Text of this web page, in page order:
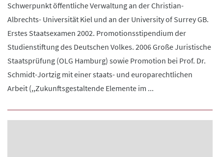
Schwerpunkt öffentliche Verwaltung an der Christian-
Albrechts- Universität Kiel und an der University of Surrey GB.
Erstes Staatsexamen 2002. Promotionsstipendium der
Studienstiftung des Deutschen Volkes. 2006 Große Juristische
Staatsprüfung (OLG Hamburg) sowie Promotion bei Prof. Dr.
Schmidt-Jortzig mit einer staats- und europarechtlichen
Arbeit (,,Zukunftsgestaltende Elemente im ...